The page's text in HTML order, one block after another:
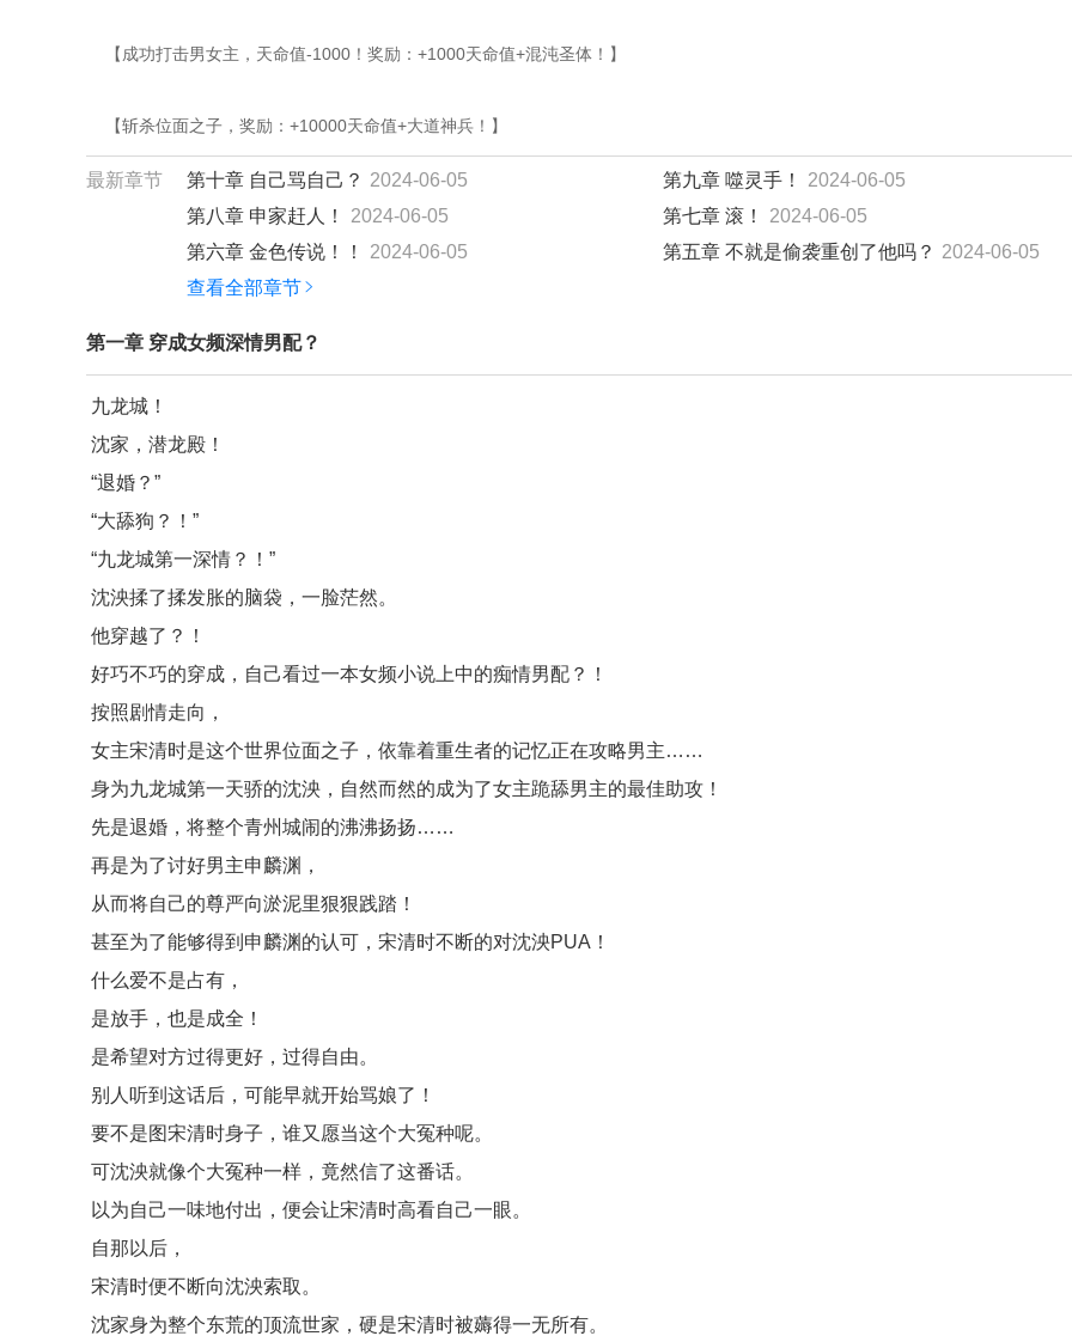
【成功打击男女主，天命值-1000！奖励：+1000天命值+混沌圣体！】
【斩杀位面之子，奖励：+10000天命值+大道神兵！】
最新章节 第十章 自己骂自己？ 2024-06-05 第九章 噬灵手！
2024-06-05
第八章 申家赶人！
2024-06-05 第七章 滚！
2024-06-05
第六章 金色传说！！
2024-06-05 第五章 不就是偷袭重创了他吗？ 2024-06-05
查看全部章节
第一章 穿成女频深情男配？
九龙城！
沈家，潜龙殿！
“退婚？”
“大舔狗？！”
“九龙城第一深情？！”
沈泱揉了揉发胀的脑袋，一脸茫然。
他穿越了？！
好巧不巧的穿成，自己看过一本女频小说上中的痴情男配？！
按照剧情走向，
女主宋清时是这个世界位面之子，依靠着重生者的记忆正在攻略男主……
身为九龙城第一天骄的沈泱，自然而然的成为了女主跪舔男主的最佳助攻！
先是退婚，将整个青州城闹的沸沸扬扬……
再是为了讨好男主申麟渊，
从而将自己的尊严向淤泥里狠狠践踏！
甚至为了能够得到申麟渊的认可，宋清时不断的对沈泱PUA！
什么爱不是占有，
是放手，也是成全！
是希望对方过得更好，过得自由。
别人听到这话后，可能早就开始骂娘了！
要不是图宋清时身子，谁又愿当这个大冤种呢。
可沈泱就像个大冤种一样，竟然信了这番话。
以为自己一味地付出，便会让宋清时高看自己一眼。
自那以后，
宋清时便不断向沈泱索取。
沈家身为整个东荒的顶流世家，硬是宋清时被薅得一无所有。